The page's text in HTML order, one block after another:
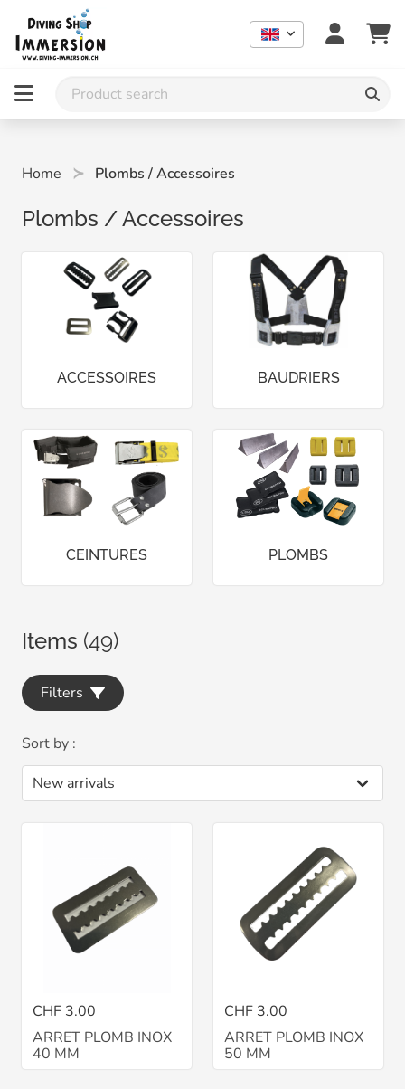
Home Plombs / Accessoires
Plombs / Accessoires
ACCESSOIRES BAUDRIERS
CEINTURES PLOMBS
Items (49)
Filters
Sort by :
CHF 3.00
ARRET PLOMB INOX
40 MM
CHF 3.00
ARRET PLOMB INOX
50 MM